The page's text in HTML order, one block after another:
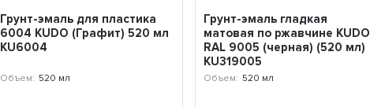
Грунт-эмаль для пластика
6004 KUDO (Графит) 520 мл
KU6004
Объем: 520 мл
Грунт-эмаль гладкая
матовая по ржавчине KUDO
RAL 9005 (черная) (520 мл)
KU319005
Объем: 520 мл